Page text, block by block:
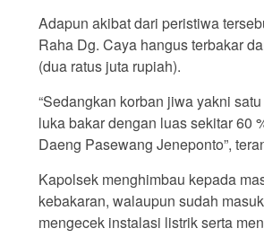
Adapun akibat dari peristiwa
Raha Dg. Caya hangus terbakar
(dua ratus juta rupiah).
“Sedangkan korban jiwa yakni
luka bakar dengan luas sekitar 60
Daeng Pasewang Jeneponto”,
Kapolsek menghimbau kepada
kebakaran, walaupun sudah
mengecek instalasi listrik serta